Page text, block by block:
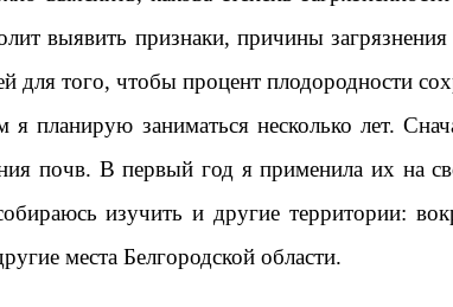
выявить признаки, причины
для того, чтобы процент плодородности
планирую заниматься несколько лет.
почв. В первый год я применила их на
изучить и другие территории:
места Белгородской области.